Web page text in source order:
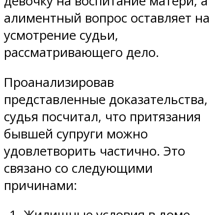
алиментный вопрос оставляет на
усмотрение судьи,
рассматривающего дело.
Проанализировав
представленные доказательства,
судья посчитал, что притязания
бывшей супруги можно
удовлетворить частично. Это
связано со следующими
причинами: